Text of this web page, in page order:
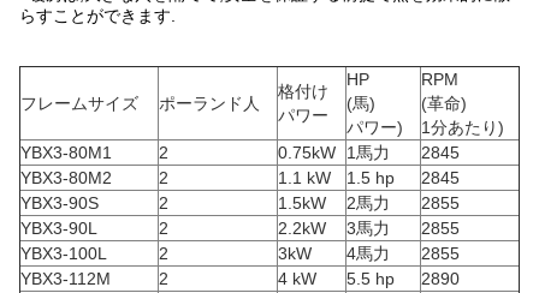
らすことができます.
フレームサイズ ポーランド人
格付け
パワー
HP
(馬)
パワー)
RPM
(革命)
1分あたり)
YBX3-80M1
2 0.75kW 1馬力
2845
YBX3-80M2
2 1.1 kW 1.5 hp
2845
YBX3-90S
2 1.5kW 2馬力
2855
YBX3-90L
2 2.2kW 3馬力
2855
YBX3-100L
2 3kW 4馬力
2855
YBX3-112M
2 4 kW 5.5 hp
2890